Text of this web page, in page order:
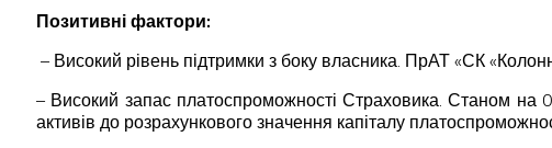
Позитивні фактори:
– Високий рівень підтримки з боку власника. ПрАТ «СК
– Високий запас платоспроможності Страховика. Станом на
активів до розрахункового значення капіталу